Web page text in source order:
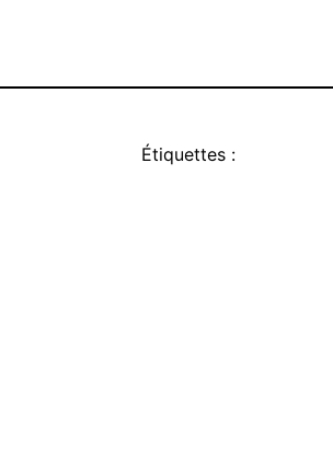
Étiquettes :